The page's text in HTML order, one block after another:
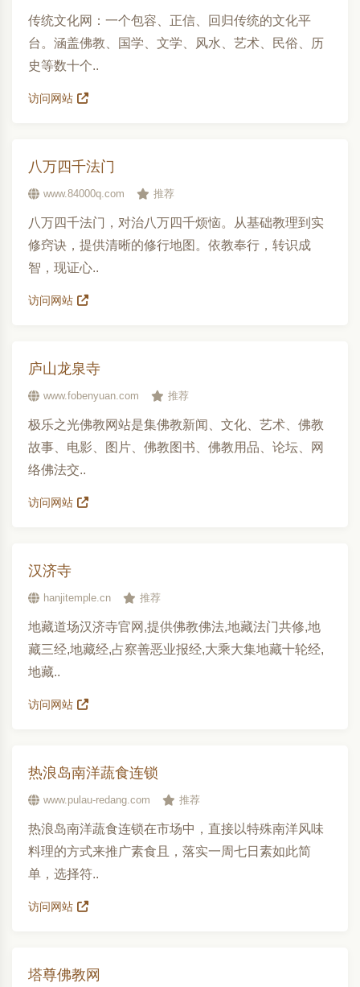
传统文化网：一个包容、正信、回归传统的文化平
台。涵盖佛教、国学、文学、风水、艺术、民俗、历
史等数十个..
访问网站
八万四千法门
www.84000q.com 推荐
八万四千法门，对治八万四千烦恼。从基础教理到实
修窍诀，提供清晰的修行地图。依教奉行，转识成
智，现证心..
访问网站
庐山龙泉寺
www.fobenyuan.com 推荐
极乐之光佛教网站是集佛教新闻、文化、艺术、佛教
故事、电影、图片、佛教图书、佛教用品、论坛、网
络佛法交..
访问网站
汉济寺
hanjitemple.cn 推荐
地藏道场汉济寺官网,提供佛教佛法,地藏法门共修,地
藏三经,地藏经,占察善恶业报经,大乘大集地藏十轮经,
地藏..
访问网站
热浪岛南洋蔬食连锁
www.pulau-redang.com 推荐
热浪岛南洋蔬食连锁在市场中，直接以特殊南洋风味
料理的方式来推广素食且，落实一周七日素如此简
单，选择符..
访问网站
塔尊佛教网